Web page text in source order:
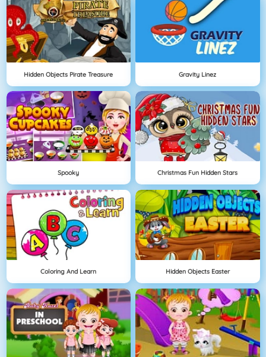
Hidden Objects Pirate Treasure Gravity Linez
Spooky Christmas Fun Hidden Stars
Coloring And Learn Hidden Objects Easter